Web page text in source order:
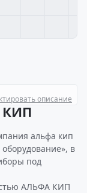
описание
КИП
альфа кип
в
под
АЛЬФА КИП